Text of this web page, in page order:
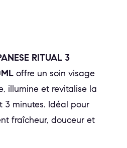
RITUAL 3
offre un soin visage
illumine et revitalise la
3 minutes. Idéal pour
fraîcheur, douceur et